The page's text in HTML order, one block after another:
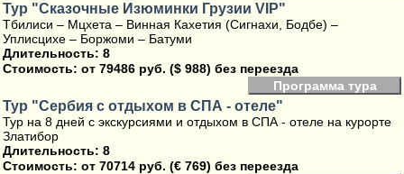
Тур "Сказочные Изюминки Грузии VIP"
Тбилиси – Мцхета – Винная Кахетия (Сигнахи, Бодбе) –
Уплисцихе – Боржоми – Батуми
Длительность: 8
Стоимость: от 79486 руб. ($ 988) без переезда
Программа тура
Тур "Сербия с отдыхом в СПА - отеле"
Тур на 8 дней с экскурсиями и отдыхом в СПА - отеле на курорте
Златибор
Длительность: 8
Стоимость: от 70714 руб. (€ 769) без переезда